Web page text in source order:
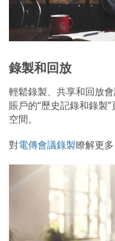
錄製和回放
輕鬆錄製、共享和回放
賬戶的“歷史記錄和錄製
空間。
對電傳會議錄製瞭解更多